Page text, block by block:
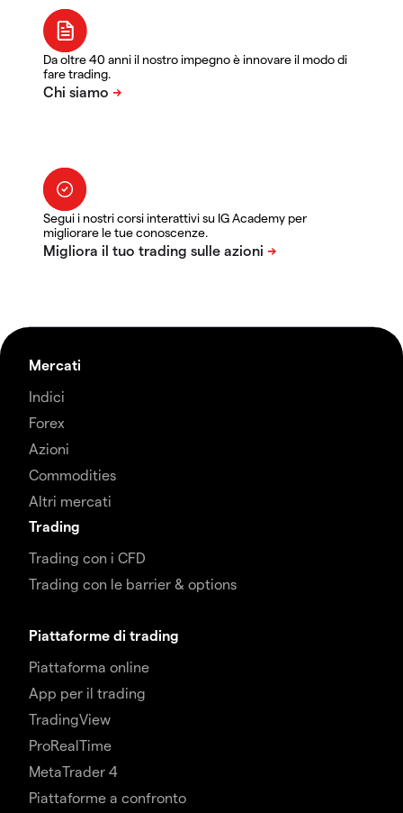
Da oltre 40 anni il nostro impegno è innovare il modo di
fare trading.
Segui i nostri corsi interattivi su IG Academy per
migliorare le tue conoscenze.
Mercati
Indici
Forex
Azioni
Commodities
Altri mercati
Trading
Trading con i CFD
Trading con le barrier & options
Piattaforme di trading
Piattaforma online
App per il trading
TradingView
ProRealTime
MetaTrader 4
Piattaforme a confronto